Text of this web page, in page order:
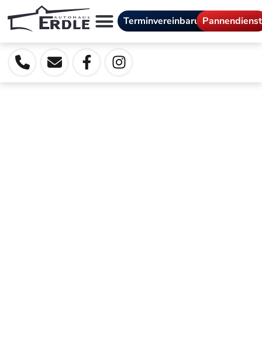
TerminvereinbarungPannendienst